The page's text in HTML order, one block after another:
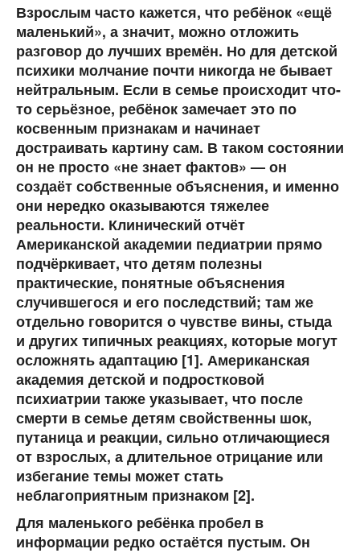
Взрослым часто кажется, что ребёнок «ещё
маленький», а значит, можно отложить
разговор до лучших времён. Но для детской
психики молчание почти никогда не бывает
нейтральным. Если в семье происходит что-
то серьёзное, ребёнок замечает это по
косвенным признакам и начинает
достраивать картину сам. В таком состоянии
он не просто «не знает фактов» — он
создаёт собственные объяснения, и именно
они нередко оказываются тяжелее
реальности. Клинический отчёт
Американской академии педиатрии прямо
подчёркивает, что детям полезны
практические, понятные объяснения
случившегося и его последствий; там же
отдельно говорится о чувстве вины, стыда
и других типичных реакциях, которые могут
осложнять адаптацию [1]. Американская
академия детской и подростковой
психиатрии также указывает, что после
смерти в семье детям свойственны шок,
путаница и реакции, сильно отличающиеся
от взрослых, а длительное отрицание или
избегание темы может стать
неблагоприятным признаком [2].
Для маленького ребёнка пробел в
информации редко остаётся пустым. Он